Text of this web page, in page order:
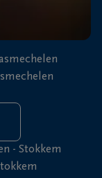
- Stokkem